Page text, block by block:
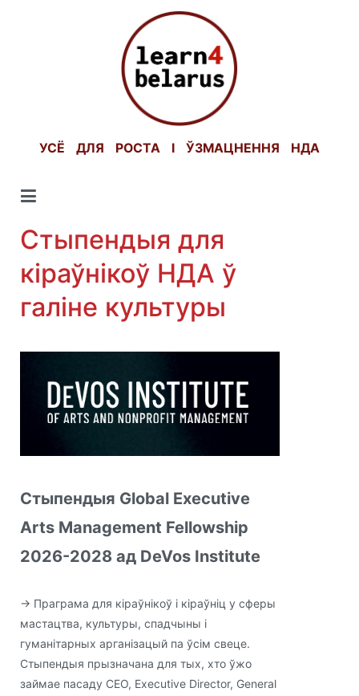
УСЁ ДЛЯ РОСТА І ЎЗМАЦНЕННЯ НДА
Стыпендыя для
кіраўнікоў НДА ў
галіне культуры
Стыпендыя Global Executive
Arts Management Fellowship
2026-2028 ад DeVos Institute
→ Праграма для кіраўнікоў і кіраўніц у сферы
мастацтва, культуры, спадчыны і
гуманітарных арганізацый па ўсім свеце.
Стыпендыя прызначана для тых, хто ўжо
займае пасаду CEO, Executive Director, General